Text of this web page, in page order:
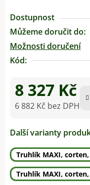
Dostupnost
Můžeme doručit do:
Možnosti doručení
Kód:
8 327 Kč
6 882 Kč bez DPH
Další varianty
Truhlík MAXI,
Truhlík MAXI,